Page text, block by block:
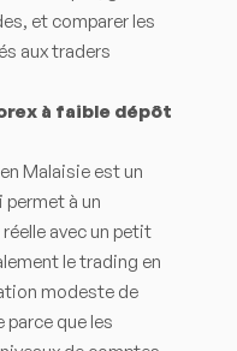
et comparer les
aux traders
à faible dépôt
Malaisie est un
à un
avec un petit
le trading en
modeste de
parce que les